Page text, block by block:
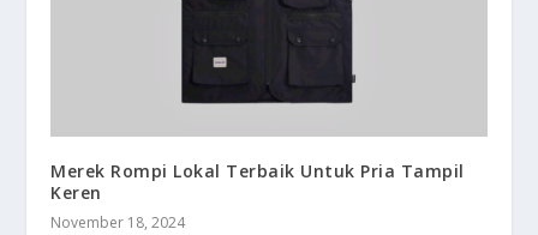
Merek Rompi Lokal Terbaik Untuk Pria Tampil
Keren
November 18, 2024